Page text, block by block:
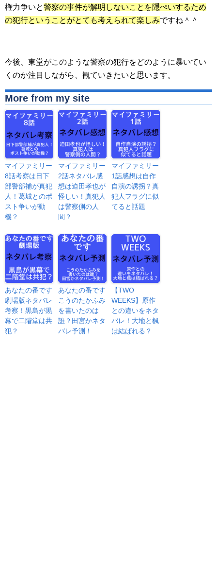
権力争いと警察の事件が解明しないことを隠ぺいするため
の犯行ということがとても考えられて楽しみですね＾＾
今後、東堂がこのような警察の犯行をどのように暴いてい
くのか注目しながら、観ていきたいと思います。
More from my site
マイファミリー
8話考察は日下
部警部補が真犯
人！葛城とのポ
スト争いが動
機？
マイファミリー
2話ネタバレ感
想は迫田孝也が
怪しい！真犯人
は警察側の人
間？
マイファミリー
1話感想は自作
自演の誘拐？真
犯人フラグに似
てると話題
あなたの番です
劇場版ネタバレ
考察！黒島が黒
幕で二階堂は共
犯？
あなたの番です
こうのたかふみ
を書いたのは
誰？田宮かネタ
バレ予測！
【TWO
WEEKS】原作
との違いをネタ
バレ！大地と楓
は結ばれる？